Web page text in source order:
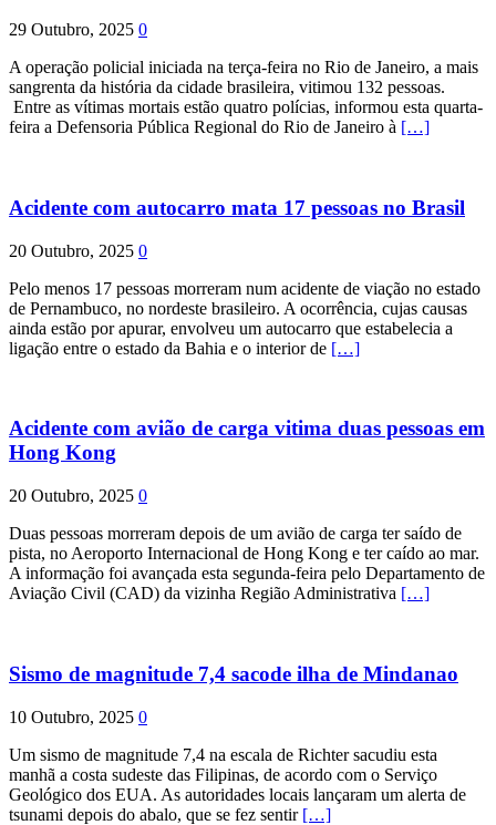
29 Outubro, 2025 0
A operação policial iniciada na terça-feira no Rio de Janeiro, a mais
sangrenta da história da cidade brasileira, vitimou 132 pessoas.
Entre as vítimas mortais estão quatro polícias, informou esta quarta-
feira a Defensoria Pública Regional do Rio de Janeiro à […]
Acidente com autocarro mata 17 pessoas no Brasil
20 Outubro, 2025 0
Pelo menos 17 pessoas morreram num acidente de viação no estado
de Pernambuco, no nordeste brasileiro. A ocorrência, cujas causas
ainda estão por apurar, envolveu um autocarro que estabelecia a
ligação entre o estado da Bahia e o interior de […]
Acidente com avião de carga vitima duas pessoas em
Hong Kong
20 Outubro, 2025 0
Duas pessoas morreram depois de um avião de carga ter saído de
pista, no Aeroporto Internacional de Hong Kong e ter caído ao mar.
A informação foi avançada esta segunda-feira pelo Departamento de
Aviação Civil (CAD) da vizinha Região Administrativa […]
Sismo de magnitude 7,4 sacode ilha de Mindanao
10 Outubro, 2025 0
Um sismo de magnitude 7,4 na escala de Richter sacudiu esta
manhã a costa sudeste das Filipinas, de acordo com o Serviço
Geológico dos EUA. As autoridades locais lançaram um alerta de
tsunami depois do abalo, que se fez sentir […]